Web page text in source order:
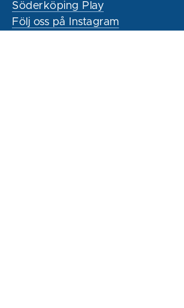
Söderköping Play
Följ oss på Instagram